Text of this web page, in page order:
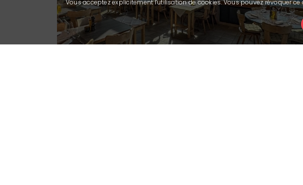
Vous acceptez explicitement l'utilisation de cookies. Vous pouvez révoquer